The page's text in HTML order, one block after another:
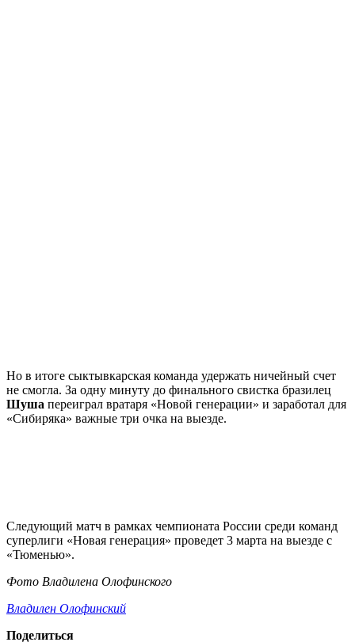
Но в итоге сыктывкарская команда удержать ничейный счет
не смогла. За одну минуту до финального свистка бразилец
Шуша переиграл вратаря «Новой генерации» и заработал для
«Сибиряка» важные три очка на выезде.
Следующий матч в рамках чемпионата России среди команд
суперлиги «Новая генерация» проведет 3 марта на выезде с
«Тюменью».
Фото Владилена Олофинского
Владилен Олофинский
Поделиться